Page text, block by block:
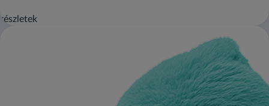
részletek